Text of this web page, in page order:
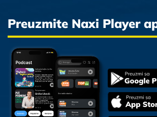
Preuzmite Naxi Player